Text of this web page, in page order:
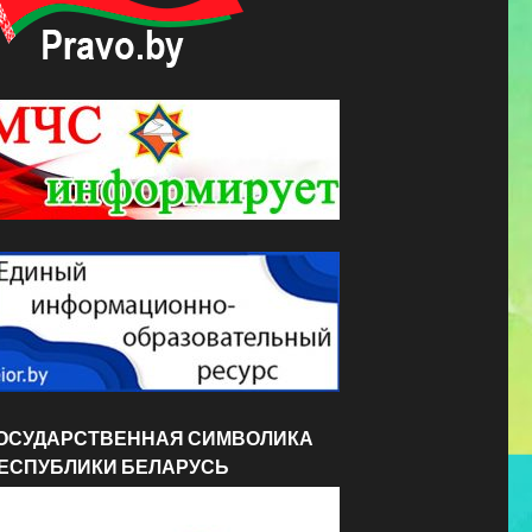
СИМВОЛИКА
БЕЛАРУСЬ